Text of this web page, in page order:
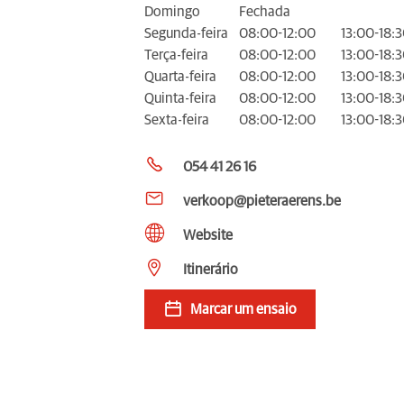
Domingo
Fechada
Segunda-feira
08:00-12:00
13:00-
Terça-feira
08:00-12:00
13:00-
Quarta-feira
08:00-12:00
13:00-
Quinta-feira
08:00-12:00
13:00-
Sexta-feira
08:00-12:00 13:00-
054 41 26 16
verkoop@pieteraerens.be
Website
Itinerário
Marcar um ensaio